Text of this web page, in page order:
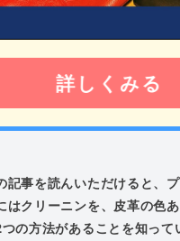
詳しくみる
記事を読んいただけると、
はクリーニンを、皮革の色
の方法があることを知って